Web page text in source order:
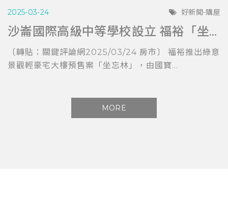
2025-03-24 好新聞-購屋
沙崙國際高級中等學校設立 福裕「坐忘林」擁科技與教育加持
〔轉貼：關鍵評論網2025/03/24 房市〕 福裕推出綠意
景觀輕豪宅大樓預售案「坐忘林」，由國寶...
MORE